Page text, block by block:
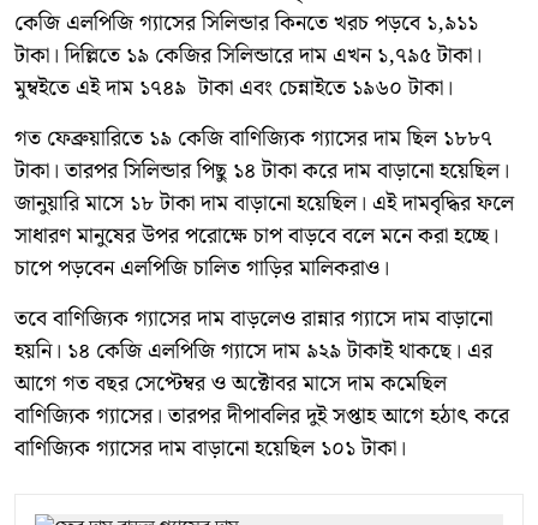
কেজি এলপিজি গ্যাসের সিলিন্ডার কিনতে খরচ পড়বে ১,৯১১
টাকা। দিল্লিতে ১৯ কেজির সিলিন্ডারে দাম এখন ১,৭৯৫ টাকা।
মুম্বইতে এই দাম ১৭৪৯ টাকা এবং চেন্নাইতে ১৯৬০ টাকা।
গত ফেব্রুয়ারিতে ১৯ কেজি বাণিজ্যিক গ্যাসের দাম ছিল ১৮৮৭
টাকা। তারপর সিলিন্ডার পিছু ১৪ টাকা করে দাম বাড়ানো হয়েছিল।
জানুয়ারি মাসে ১৮ টাকা দাম বাড়ানো হয়েছিল। এই দামবৃদ্ধির ফলে
সাধারণ মানুষের উপর পরোক্ষে চাপ বাড়বে বলে মনে করা হচ্ছে।
চাপে পড়বেন এলপিজি চালিত গাড়ির মালিকরাও।
তবে বাণিজ্যিক গ্যাসের দাম বাড়লেও রান্নার গ্যাসে দাম বাড়ানো
হয়নি। ১৪ কেজি এলপিজি গ্যাসে দাম ৯২৯ টাকাই থাকছে। এর
আগে গত বছর সেপ্টেম্বর ও অক্টোবর মাসে দাম কমেছিল
বাণিজ্যিক গ্যাসের। তারপর দীপাবলির দুই সপ্তাহ আগে হঠাৎ করে
বাণিজ্যিক গ্যাসের দাম বাড়ানো হয়েছিল ১০১ টাকা।